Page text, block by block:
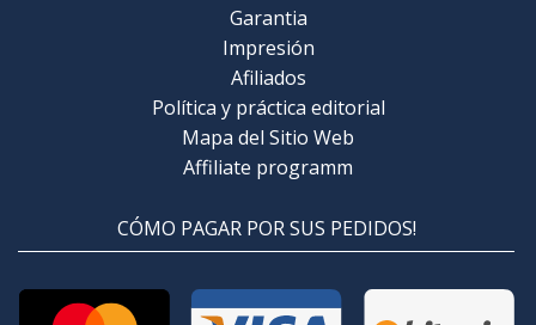
Garantia
Impresión
Afiliados
Política y práctica editorial
Mapa del Sitio Web
Affiliate programm
CÓMO PAGAR POR SUS PEDIDOS!